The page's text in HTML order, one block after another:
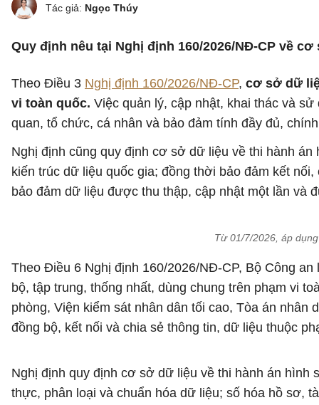
Tác giả: Ngọc Thúy
Quy định nêu tại Nghị định 160/2026/NĐ-CP về
Theo Điều 3 Nghị định 160/2026/NĐ-CP, cơ sở dữ
vi toàn quốc. Việc quản lý, cập nhật, khai thác và
quan, tổ chức, cá nhân và bảo đảm tính đầy đủ,
Nghị định cũng quy định cơ sở dữ liệu về thi hành
kiến trúc dữ liệu quốc gia; đồng thời bảo đảm kết
bảo đảm dữ liệu được thu thập, cập nhật một lần và
Từ 01/7/2026, áp
Theo Điều 6 Nghị định 160/2026/NĐ-CP, Bộ Công
bộ, tập trung, thống nhất, dùng chung trên phạm vi
phòng, Viện kiểm sát nhân dân tối cao, Tòa án
đồng bộ, kết nối và chia sẻ thông tin, dữ liệu thuộc
Nghị định quy định cơ sở dữ liệu về thi hành án
thực, phân loại và chuẩn hóa dữ liệu; số hóa hồ sơ,